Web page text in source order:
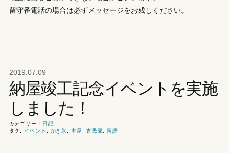
留守番電話の場合は必ずメッセージをお残しください。
2019.07.09
納屋竣工記念イベントを実施
しました！
カテゴリー：
日記
タグ: イベント , かき氷,主屋 , 古民家,落語